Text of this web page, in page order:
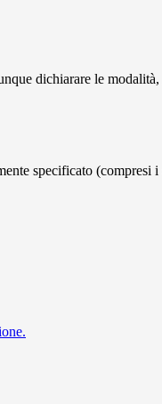
dichiarare le
specificato (compresi